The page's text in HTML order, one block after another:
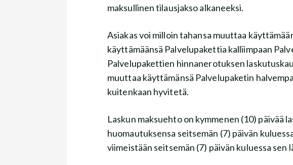
maksullinen tilausjakso alkaneeksi.
Asiakas voi milloin tahansa muuttaa
käyttämäänsä Palvelupakettia kalliimpaan
Palvelupakettien hinnanerotuksen
muuttaa käyttämänsä Palvelupaketin
kuitenkaan hyvitetä.
Laskun maksuehto on kymmenen (10) päivää
huomautuksensa seitsemän (7) päivän
viimeistään seitsemän (7) päivän kuluessa